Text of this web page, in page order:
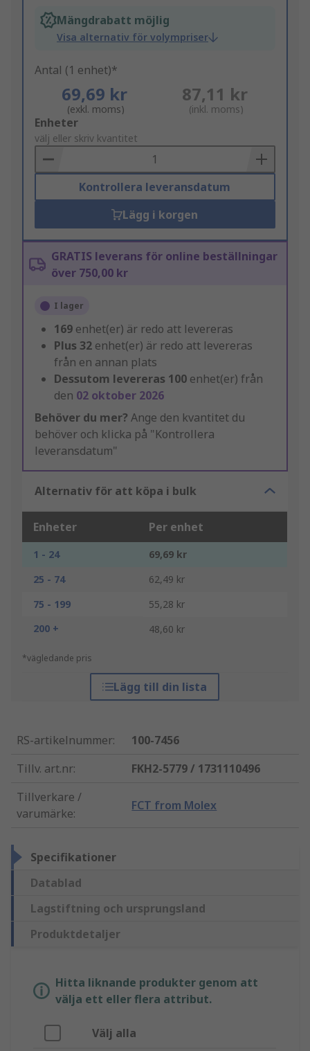
Mängdrabatt möjlig
Visa alternativ för volympriser
Antal (1 enhet)*
69,69 kr
(exkl. moms)
87,11 kr
(inkl. moms)
Add
to
Basket
Enheter
välj eller skriv kvantitet
Kontrollera leveransdatum
Lägg i korgen
GRATIS leverans för online beställningar
över 750,00 kr
I lager
169 enhet(er) är redo att levereras
Plus 32 enhet(er) är redo att levereras
från en annan plats
Dessutom levereras 100 enhet(er) från
den 02 oktober 2026
Behöver du mer? Ange den kvantitet du
behöver och klicka på "Kontrollera
leveransdatum"
Alternativ för att köpa i bulk
Enheter Per enhet
1 - 24
69,69 kr
25 - 74
62,49 kr
75 - 199
55,28 kr
200 +
48,60 kr
*vägledande pris
Lägg till din lista
RS-artikelnummer:
100-7456
Tillv. art.nr:
FKH2-5779 / 1731110496
Tillverkare /
varumärke:
FCT from Molex
Specifikationer
Datablad
Lagstiftning och ursprungsland
Produktdetaljer
Hitta liknande produkter genom att
välja ett eller flera attribut.
Välj alla